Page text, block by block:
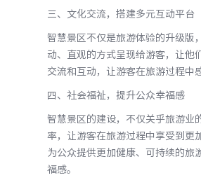
三、文化交流，搭建多元互动平台
智慧景区不仅是旅游体验的升级版
动、直观的方式呈现给游客，让他
交流和互动，让游客在旅游过程中
四、社会福祉，提升公众幸福感
智慧景区的建设，不仅关乎旅游业
率，让游客在旅游过程中享受到更
为公众提供更加健康、可持续的旅
福感。